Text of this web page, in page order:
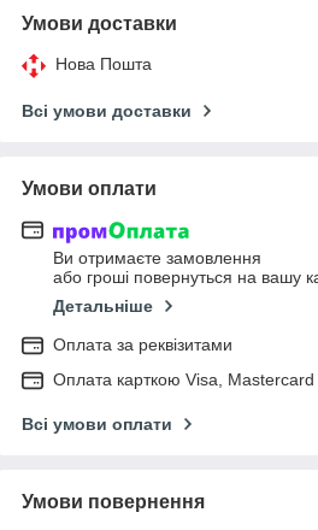
Умови доставки
Нова Пошта
Всі умови доставки
Умови оплати
Ви отримаєте замовлення
або гроші повернуться на вашу
Детальніше
Оплата за реквізитами
Оплата карткою Visa,
Всі умови оплати
Умови повернення